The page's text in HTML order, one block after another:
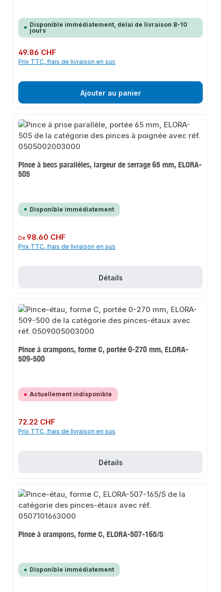
Disponible immédiatement, délai de livraison 8-10
jours
Prix régulier :
49.86 CHF
Prix TTC, frais de livraison en sus
Ajouter au panier
Pince à becs parallèles, largeur de serrage 65 mm, ELORA-
505
Disponible immédiatement
Prix régulier :
De 98.60 CHF
Prix TTC, frais de livraison en sus
Détails
Pince à crampons, forme C, portée 0-270 mm, ELORA-
509-500
Actuellement indisponible
Prix régulier :
72.22 CHF
Prix TTC, frais de livraison en sus
Détails
Pince à crampons, forme C, ELORA-507-165/S
Disponible immédiatement